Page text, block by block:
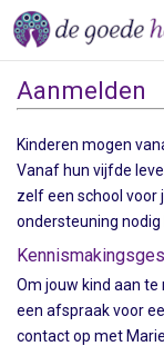
Over onze school
Nieuws
Aanmelden
Kinderen mogen
Vanaf hun vijfde
zelf een school voor
ondersteuning
Om jouw kind aan te
een afspraak voor
contact op met